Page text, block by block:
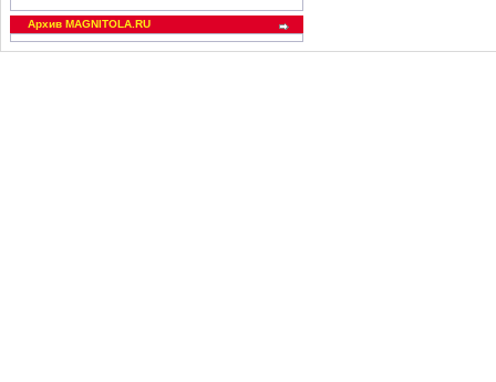
Архив MAGNITOLA.RU